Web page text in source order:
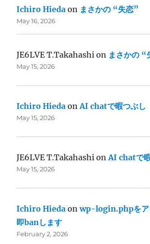
Ichiro Hieda on まさかの “失恋”
May 16, 2026
JE6LVE T.Takahashi on まさかの “
May 15, 2026
Ichiro Hieda onAI chatで暇つぶし
May 15, 2026
JE6LVE T.Takahashi onAI chatで
May 15, 2026
Ichiro Hieda onwp-login.phpをア
即banします
February 2, 2026